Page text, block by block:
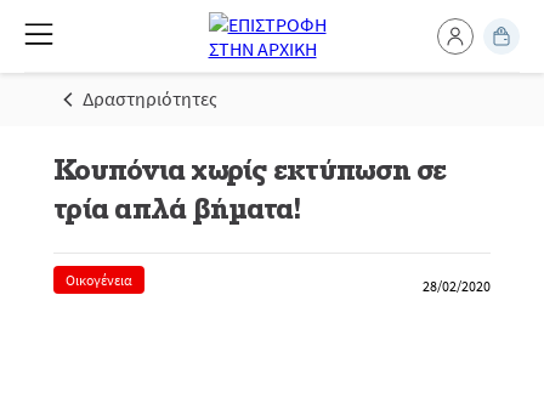
Δραστηριότητες
Κουπόνια χωρίς εκτύπωση σε
τρία απλά βήματα!
Οικογένεια 28/02/2020